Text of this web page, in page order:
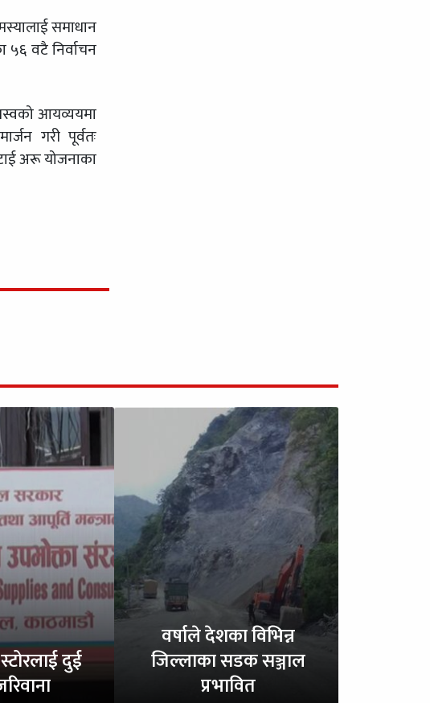
समाधान
५६ वटै निर्वाचन
आयव्ययमा
गरी पूर्वतः
अरू योजनाका
दुई
वर्षाले देशका विभिन्न
जिल्लाका सडक सञ्जाल
प्रभावित